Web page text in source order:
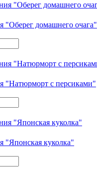
"Оберег домашнего очага"
"Натюрморт с персиками"
"Японская куколка"